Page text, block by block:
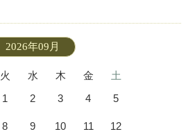
2026年09月
火 水 木 金
土
1
2 3 4 5
8 9 10 11 12